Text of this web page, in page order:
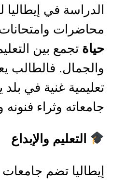
الدراسة في
محاضرات
حياة تجمع بين
والجمال. فالطالب
تعليمية غنية في بلد
جامعاته وثراء
التعليم والإبداع
إيطاليا تضم